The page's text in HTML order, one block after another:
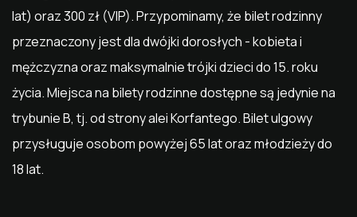
lat) oraz 300 zł (VIP). Przypominamy, że bilet rodzinny
przeznaczony jest dla dwójki dorosłych - kobieta i
mężczyzna oraz maksymalnie trójki dzieci do 15. roku
życia. Miejsca na bilety rodzinne dostępne są jedynie na
trybunie B, tj. od strony alei Korfantego. Bilet ulgowy
przysługuje osobom powyżej 65 lat oraz młodzieży do
18 lat.